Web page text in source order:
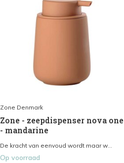
Zone Denmark
Zone - zeepdispenser nova one
- mandarine
De kracht van eenvoud wordt maar w...
Op voorraad